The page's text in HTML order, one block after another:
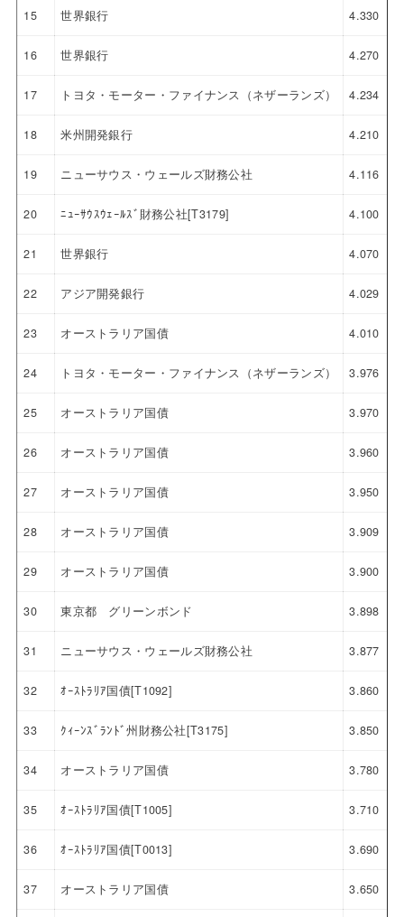
15 世界銀行 4.330
16 世界銀行 4.270
17 トヨタ・モーター・ファイナンス（ネザーランズ） 4.234
18 米州開発銀行 4.210
19 ニューサウス・ウェールズ財務公社 4.116
20 ﾆｭｰｻｳｽｳｪｰﾙｽﾞ財務公社[T3179] 4.100
21 世界銀行 4.070
22 アジア開発銀行 4.029
23 オーストラリア国債 4.010
24 トヨタ・モーター・ファイナンス（ネザーランズ） 3.976
25 オーストラリア国債 3.970
26 オーストラリア国債 3.960
27 オーストラリア国債 3.950
28 オーストラリア国債 3.909
29 オーストラリア国債 3.900
30 東京都 グリーンボンド 3.898
31 ニューサウス・ウェールズ財務公社 3.877
32 ｵｰｽﾄﾗﾘｱ国債[T1092] 3.860
33 ｸｨｰﾝｽﾞﾗﾝﾄﾞ州財務公社[T3175] 3.850
34 オーストラリア国債 3.780
35 ｵｰｽﾄﾗﾘｱ国債[T1005] 3.710
36 ｵｰｽﾄﾗﾘｱ国債[T0013] 3.690
37 オーストラリア国債 3.650